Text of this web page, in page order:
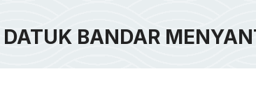
DATUK BANDAR